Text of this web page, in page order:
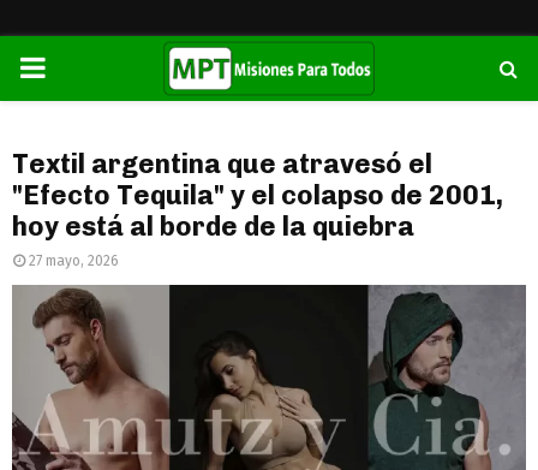
PRIMARY
Textil argentina que atravesó el
"Efecto Tequila" y el colapso de 2001,
hoy está al borde de la quiebra
27 mayo, 2026